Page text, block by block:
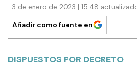
3 de enero de 2023 | 15:48
Añadir como fuente en
DISPUESTOS POR DECRETO